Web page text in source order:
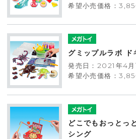
希望小売価格：
グミップルラボ ド
発売日：2021年4月
希望小売価格：
どこでもおっとっ
シング